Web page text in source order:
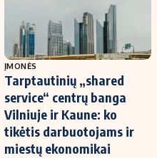
ĮMONĖS
Tarptautinių „shared
service“ centrų banga
Vilniuje ir Kaune: ko
tikėtis darbuotojams ir
miestų ekonomikai